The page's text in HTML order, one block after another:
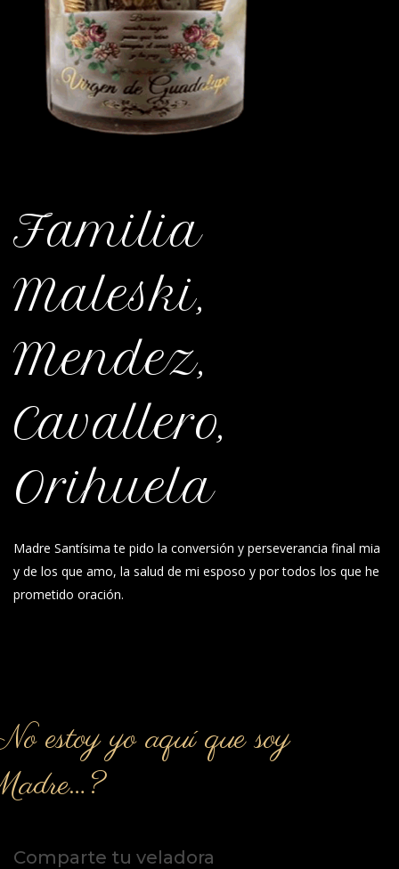
Familia
Maleski,
Mendez,
Cavallero,
Orihuela
Madre Santísima te pido la conversión y perseverancia final mia
y de los que amo, la salud de mi esposo y por todos los que he
prometido oración.
estoy yo aquí que soy
Comparte tu veladora